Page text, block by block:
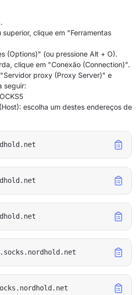
superior, clique em "Ferramentas
(Options)" (ou pressione Alt + O).
clique em "Conexão (Connection)".
proxy (Proxy Server)" e
seguir:
escolha um destes endereços de